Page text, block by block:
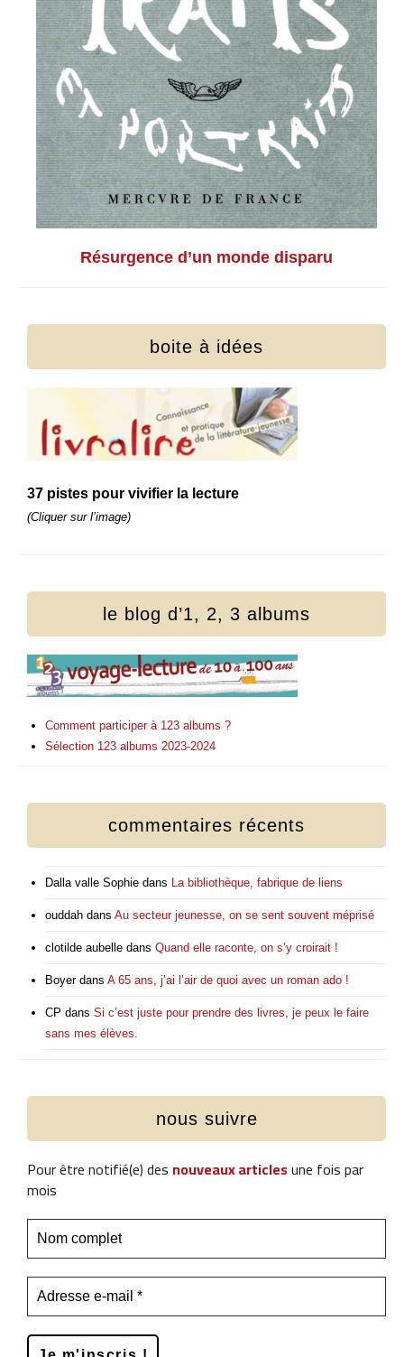
Résurgence d’un monde disparu
boite à idées
37 pistes pour vivifier la lecture
(Cliquer sur l’image)
le blog d’1, 2, 3 albums
Comment participer à 123 albums ?
Sélection 123 albums 2023-2024
commentaires récents
Dalla valle Sophie dans La bibliothèque, fabrique de liens
ouddah dans Au secteur jeunesse, on se sent souvent méprisé
clotilde aubelle dans Quand elle raconte, on s’y croirait !
Boyerdans A 65 ans, j’ai l’air de quoi avec un roman ado !
CP dans Si c’est juste pour prendre des livres, je peux le faire
sans mes élèves.
nous suivre
Pour être notifié(e) des nouveaux articlesune fois par
mois